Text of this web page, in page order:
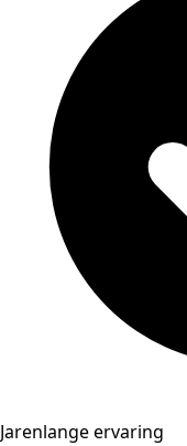
Jarenlange ervaring